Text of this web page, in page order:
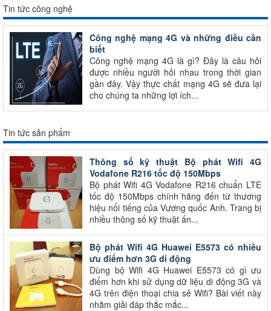
Tin tức công nghệ
Công nghệ mạng 4G và những điều cần
biết
Công nghệ mạng 4G là gì? Đây là câu hỏi
được nhiều người hỏi nhau trong thời gian
gần đây. Vậy thực chất mạng 4G sẽ đưa lại
cho chúng ta những lợi ích...
Tin tức sản phẩm
Thông số kỹ thuật Bộ phát Wifi 4G
Vodafone R216 tốc độ 150Mbps
Bộ phát Wifi 4G Vodafone R216 chuẩn LTE
tốc độ 150Mbps chính hãng đến từ thương
hiệu nổi tiếng của Vương quốc Anh. Trang bị
nhiều thông số kỹ thuật ấn...
Bộ phát Wifi 4G Huawei E5573 có nhiều
ưu điểm hơn 3G di động
Dùng bộ Wifi 4G Huawei E5573 có gì ưu
điểm hơn khi sử dụng dữ liệu di động 3G và
4G trên điện thoại chia sẻ Wifi? Bài viết này
nhằm giải đáp thắc mắc...